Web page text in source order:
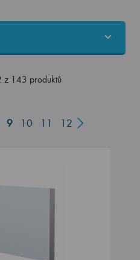
z 143 produktů
9 10 11 12